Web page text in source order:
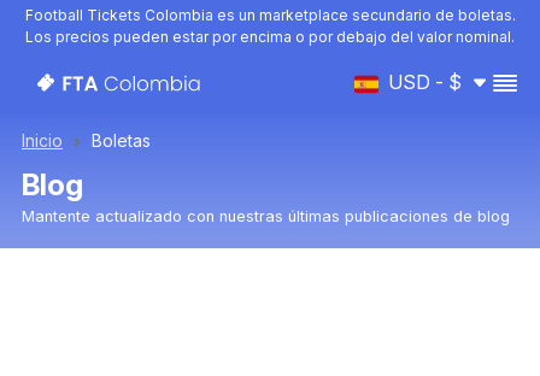
Football Tickets Colombia es un marketplace secundario de boletas.
Los precios pueden estar por encima o por debajo del valor nominal.
USD - $
Inicio Boletas
Blog
Mantente actualizado con nuestras últimas publicaciones de blog